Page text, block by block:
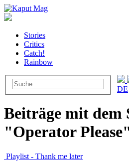
Stories
Critics
Catch!
Rainbow
DE
Beiträge mit dem
"Operator
Playlist - Thank me later